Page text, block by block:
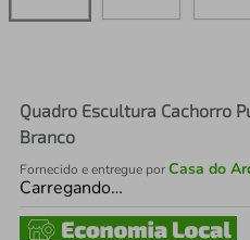
Quadro Escultura Cachorro
Branco
Fornecido e entregue porCasa do
Carregando…